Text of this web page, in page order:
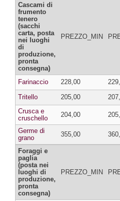
Cascami di
frumento
tenero
(sacchi
carta, posta
nei luoghi
di
produzione,
pronta
consegna)
PREZZO_MIN
Farinaccio 228,00
Tritello
205,00
Crusca e
cruschello
204,00
Germe di
grano
355,00
Foraggi e
paglia
(posta nei
luoghi di
produzione,
pronta
consegna)
PREZZO_MIN